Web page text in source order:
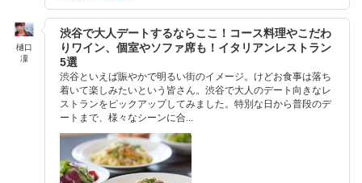
樋口
凜
渋谷で大人デートするならここ！コース料理やこだわ
りワイン、個室やソファ席も！イタリアンレストラン
5選
渋谷といえば賑やかで明るい街のイメージ。けどお食事は落ち
着いて楽しみたいという皆さん。渋谷で大人のデート向きなレ
ストランをピックアップしてみました。特別な日から普段のデ
ートまで、様々なシーンに合...